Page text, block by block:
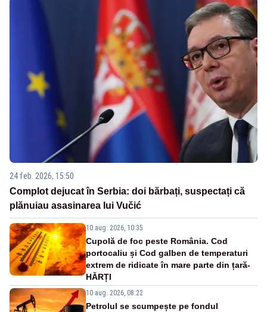
24 feb. 2026, 15:50
Complot dejucat în Serbia: doi bărbați, suspectați că
plănuiau asasinarea lui Vučić
10 aug. 2026, 10:35
Cupolă de foc peste România. Cod
portocaliu și Cod galben de temperaturi
extrem de ridicate în mare parte din țară-
HĂRȚI
10 aug. 2026, 08:22
Petrolul se scumpește pe fondul